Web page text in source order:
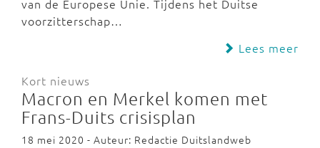
van de Europese Unie. Tijdens het Duitse
voorzitterschap…
Lees meer
Kort nieuws
Macron en Merkel komen met
Frans-Duits crisisplan
18 mei 2020 - Auteur: Redactie Duitslandweb